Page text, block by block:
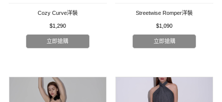
Cozy Curve洋裝
$1,290
立即搶購
Streetwise Romper洋裝
$1,090
立即搶購